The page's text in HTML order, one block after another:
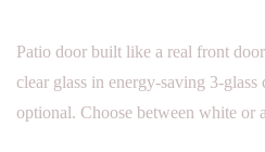
Patio door built like a real front
clear glass in energy-saving 3-glass
optional. Choose between white or